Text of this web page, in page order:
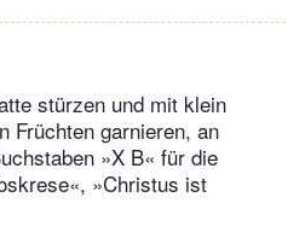
stürzen und mit klein
Früchten garnieren, an
»X B« für die
»Christus ist